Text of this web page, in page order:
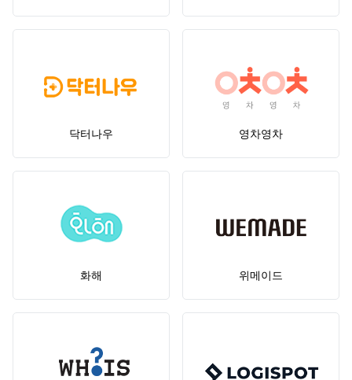
닥터나우 영차영차
화해 위메이드